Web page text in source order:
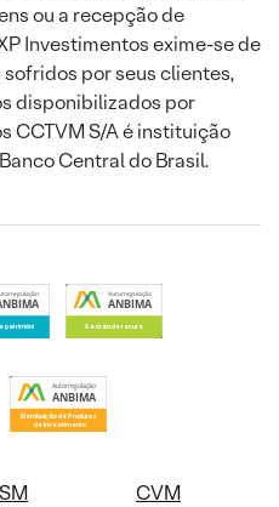
ou a recepção de
Investimentos exime-se de
por seus clientes,
disponibilizados por
CCTVM S/A é instituição
Central do Brasil.
CVM